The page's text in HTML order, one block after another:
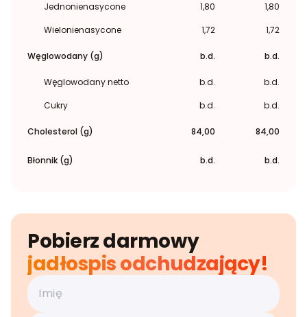
Jednonienasycone
1,80
1,80
Wielonienasycone
1,72 1,72
Węglowodany (g) b.d. b.d.
Węglowodany netto b.d.
b.d.
Cukry
b.d. b.d.
Cholesterol (g) 84,00 84,00
Błonnik (g) b.d. b.d.
Pobierz darmowy
jadłospis odchudzający!